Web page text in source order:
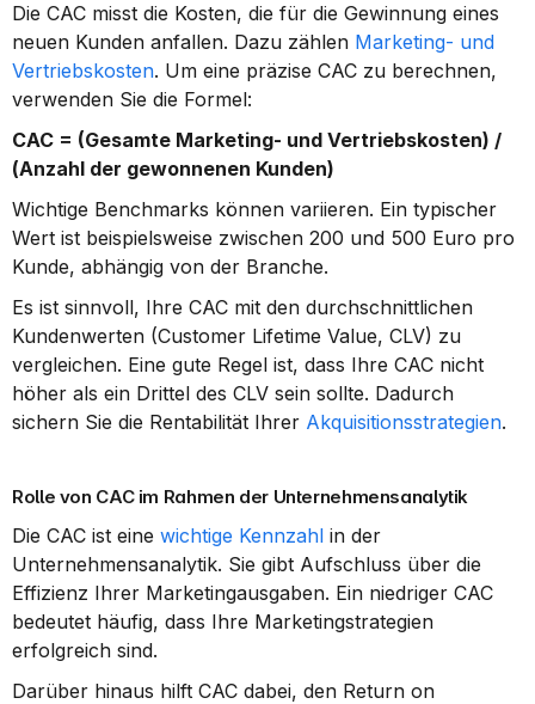
Die CAC misst die Kosten, die für die Gewinnung eines
neuen Kunden anfallen. Dazu zählen Marketing- und
Vertriebskosten. Um eine präzise CAC zu berechnen,
verwenden Sie die Formel:
CAC = (Gesamte Marketing- und Vertriebskosten) /
(Anzahl der gewonnenen Kunden)
Wichtige Benchmarks können variieren. Ein typischer
Wert ist beispielsweise zwischen 200 und 500 Euro pro
Kunde, abhängig von der Branche.
Es ist sinnvoll, Ihre CAC mit den durchschnittlichen
Kundenwerten (Customer Lifetime Value, CLV) zu
vergleichen. Eine gute Regel ist, dass Ihre CAC nicht
höher als ein Drittel des CLV sein sollte. Dadurch
sichern Sie die Rentabilität Ihrer Akquisitionsstrategien.
Rolle von CAC im Rahmen der Unternehmensanalytik
Die CAC ist eine wichtige Kennzahl in der
Unternehmensanalytik. Sie gibt Aufschluss über die
Effizienz Ihrer Marketingausgaben. Ein niedriger CAC
bedeutet häufig, dass Ihre Marketingstrategien
erfolgreich sind.
Darüber hinaus hilft CAC dabei, den Return on